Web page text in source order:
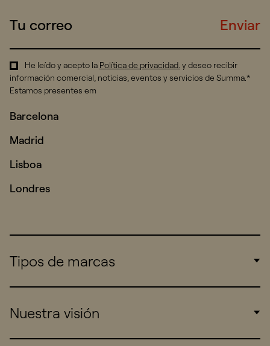
Enviar
He leído y acepto la Política de privacidad. y deseo recibir
información comercial, noticias, eventos y servicios de Summa.*
Estamos presentes em
Barcelona
Madrid
Lisboa
Londres
Tipos de marcas
Consumers
Nuestra visión